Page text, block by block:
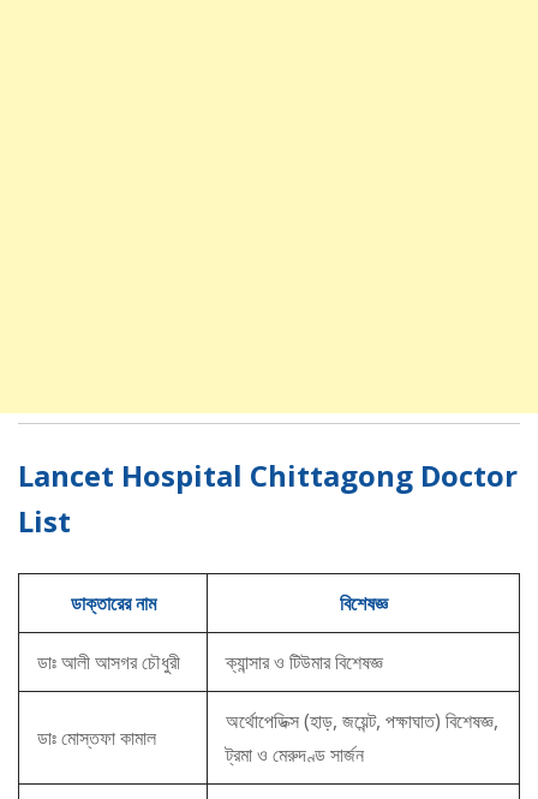
Lancet Hospital Chittagong Doctor
List
ডাক্তারের নাম বিশেষজ্ঞ
ডাঃ আলী আসগর চৌধুরী ক্যান্সার ও টিউমার বিশেষজ্ঞ
ডাঃ মোস্তফা কামাল
অর্থোপেডিক্স (হাড়, জয়েন্ট, পক্ষাঘাত) বিশেষজ্ঞ,
ট্রমা ও মেরুদণ্ড সার্জন